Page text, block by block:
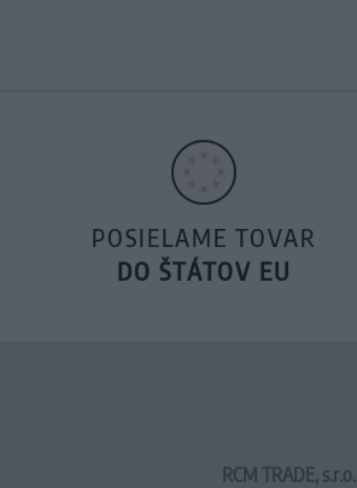
POSIELAME TOVAR
DO ŠTÁTOV EU
RCM TRADE, s.r.o.